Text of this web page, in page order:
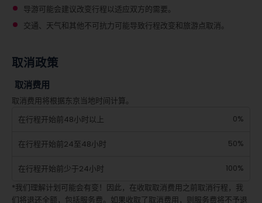
导游可能会建议改变行程以适应双方的需要。
交通、天气和其他不可抗力可能导致行程改变和旅游点取消。
取消政策
取消费用
取消费用将根据东京当地时间计算。
在行程开始前48小时以上
0%
在行程开始前24至48小时 50%
在行程开始前少于24小时
100%
*我们理解计划可能会有变！因此，在收取取消费用之前取消行程，我
们将退还全额，包括服务费。如果收取了取消费用，则服务费将不予退